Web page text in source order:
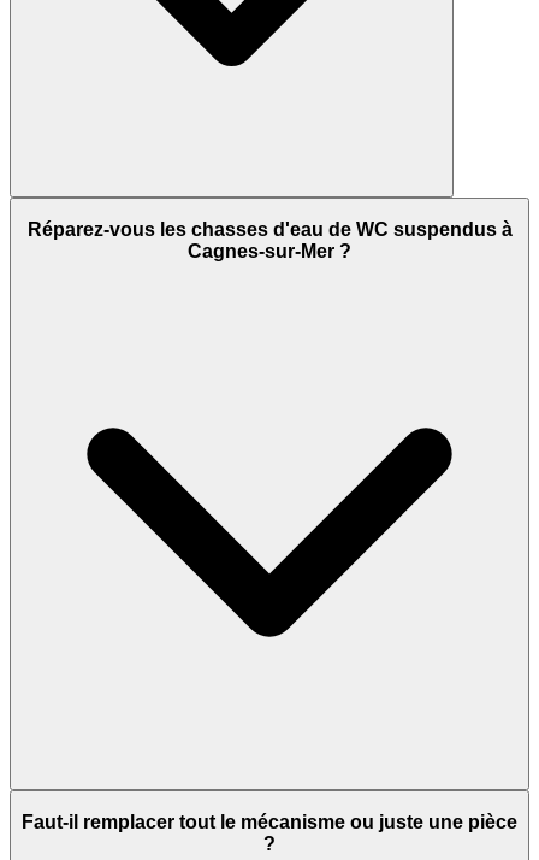
Réparez-vous les chasses d'eau de WC suspendus à
Cagnes-sur-Mer ?
Faut-il remplacer tout le mécanisme ou juste une pièce
?